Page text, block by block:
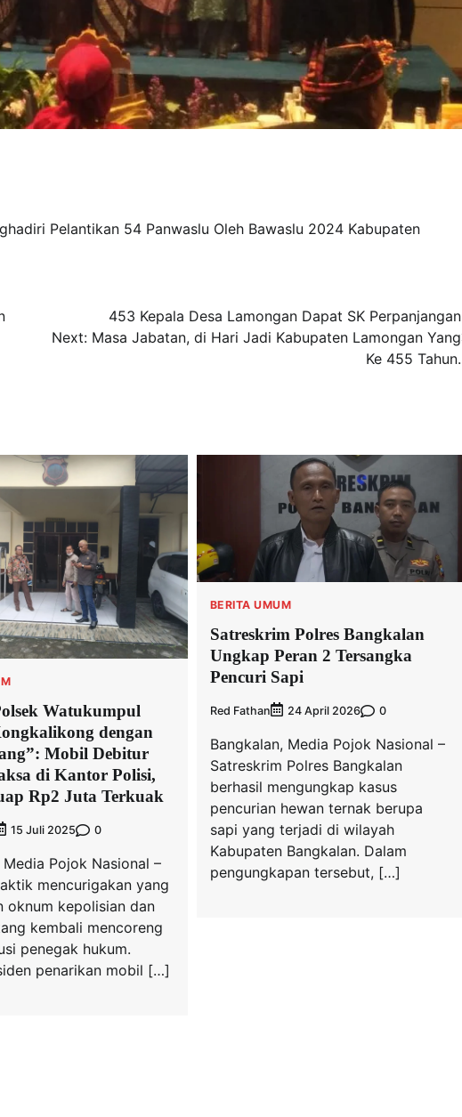
Pelantikan 54 Panwaslu Oleh Bawaslu 2024 Kabupaten
Next:
453 Kepala Desa Lamongan Dapat SK Perpanjangan
Masa Jabatan, di Hari Jadi Kabupaten Lamongan Yang
Ke 455 Tahun.
Watukumpul
dengan
Mobil Debitur
di Kantor Polisi,
Rp2 Juta Terkuak
15 Juli 2025 0
Media Pojok Nasional –
mencurigakan yang
oknum kepolisian dan
kembali mencoreng
penegak hukum.
penarikan mobil […]
BERITA UMUM
Satreskrim Polres Bangkalan
Ungkap Peran 2 Tersangka
Pencuri Sapi
Red Fathan 24 April 2026 0
Bangkalan, Media Pojok Nasional –
Satreskrim Polres Bangkalan
berhasil mengungkap kasus
pencurian hewan ternak berupa
sapi yang terjadi di wilayah
Kabupaten Bangkalan. Dalam
pengungkapan tersebut, […]